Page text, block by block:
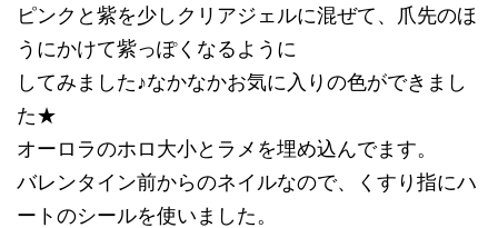
ピンクと紫を少しクリアジェルに混ぜて、爪先のほ
うにかけて紫っぽくなるように
してみました♪なかなかお気に入りの色ができまし
た★
オーロラのホロ大小とラメを埋め込んでます。
バレンタイン前からのネイルなので、くすり指にハ
ートのシールを使いました。